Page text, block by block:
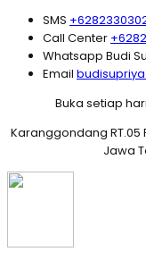
SMS
Call Center
Whatsapp Budi
Email
Buka setiap
Karanggondang
Jawa